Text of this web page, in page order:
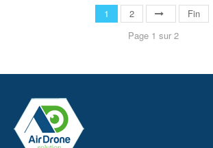
1 2
Fin
Page 1 sur 2